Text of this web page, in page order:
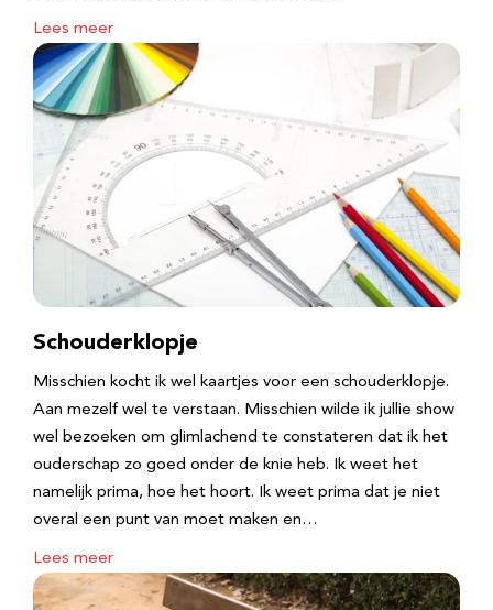
Lees meer
Schouderklopje
Misschien kocht ik wel kaartjes voor een schouderklopje.
Aan mezelf wel te verstaan. Misschien wilde ik jullie show
wel bezoeken om glimlachend te constateren dat ik het
ouderschap zo goed onder de knie heb. Ik weet het
namelijk prima, hoe het hoort. Ik weet prima dat je niet
overal een punt van moet maken en…
Lees meer